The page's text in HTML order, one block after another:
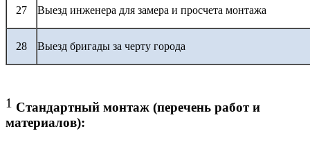
27 Выезд инженера для замера и просчета монтажа
28 Выезд бригады за черту города
1 Стандартный монтаж (перечень работ и
материалов):